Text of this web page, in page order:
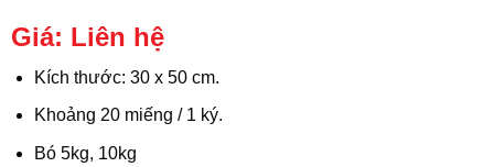
Giá: Liên hệ
Kích thước: 30 x 50 cm.
Khoảng 20 miếng / 1 ký.
Bó 5kg, 10kg